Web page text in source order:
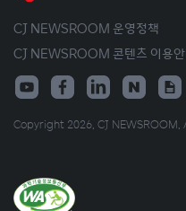
CJ NEWSROOM 운영정책
CJ NEWSROOM 콘텐츠 이용안
Copyright 2026. CJ